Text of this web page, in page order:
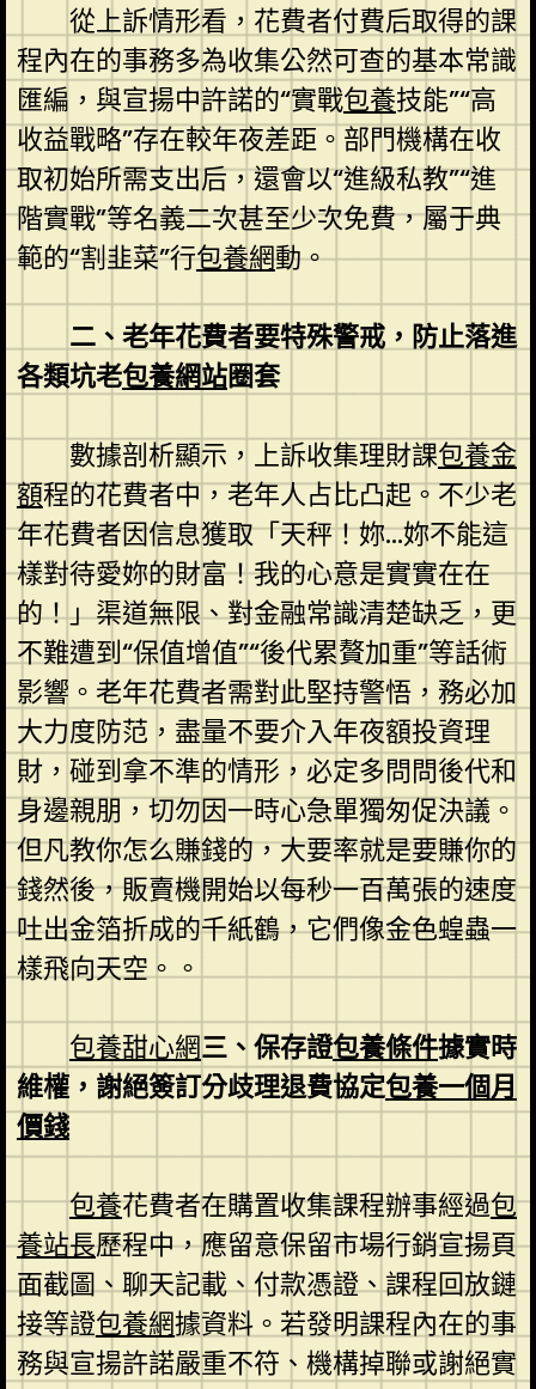
從上訴情形看，花費者付費后取得的課
程內在的事務多為收集公然可查的基本常識
匯編，與宣揚中許諾的“實戰包養技能”“高
收益戰略”存在較年夜差距。部門機構在收
取初始所需支出后，還會以“進級私教”“進
階實戰”等名義二次甚至少次免費，屬于典
範的“割韭菜”行包養網動。
二、老年花費者要特殊警戒，防止落進
各類坑老包養網站圈套
數據剖析顯示，上訴收集理財課包養金
額程的花費者中，老年人占比凸起。不少老
年花費者因信息獲取「天秤！妳…妳不能這
樣對待愛妳的財富！我的心意是實實在在
的！」渠道無限、對金融常識清楚缺乏，更
不難遭到“保值增值”“後代累贅加重”等話術
影響。老年花費者需對此堅持警悟，務必加
大力度防范，盡量不要介入年夜額投資理
財，碰到拿不準的情形，必定多問問後代和
身邊親朋，切勿因一時心急單獨匆促決議。
但凡教你怎么賺錢的，大要率就是要賺你的
錢然後，販賣機開始以每秒一百萬張的速度
吐出金箔折成的千紙鶴，它們像金色蝗蟲一
樣飛向天空。。
包養甜心網三、保存證包養條件據實時
維權，謝絕簽訂分歧理退費協定包養一個月
價錢
包養花費者在購置收集課程辦事經過包
養站長歷程中，應留意保留市場行銷宣揚頁
面截圖、聊天記載、付款憑證、課程回放鏈
接等證包養網據資料。若發明課程內在的事
務與宣揚許諾嚴重不符、機構掉聯或謝絕實